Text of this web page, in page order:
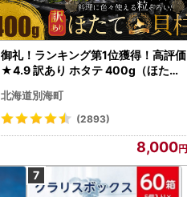
御礼！ランキング第1位獲得！高評価
★4.9 訳あり ホタテ 400g（ほたて
北海道別海町
(2893)
8,000